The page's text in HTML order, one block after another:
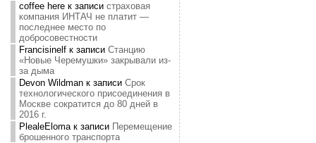
coffee hereк записи страховая
компания ИНТАЧ не платит —
последнее место по
добросовестности
Francisinelfк записи Станцию
«Новые Черемушки» закрывали из-
за дыма
Devon Wildmanк записи Срок
технологического присоединения в
Москве сократится до 80 дней в
2016 г.
PlealeElomaк записи Перемещение
брошенного транспорта